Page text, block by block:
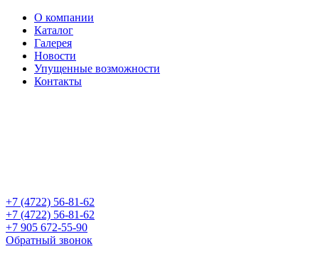
О компании
Каталог
Галерея
Новости
Упущенные возможности
Контакты
+7 (4722) 56-81-62
+7 (4722) 56-81-62
+7 905 672-55-90
Обратный звонок